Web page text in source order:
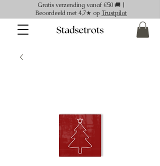
Gratis verzending vanaf €50 🚚 |
Beoordeeld met 4,7★ op Trustpilot